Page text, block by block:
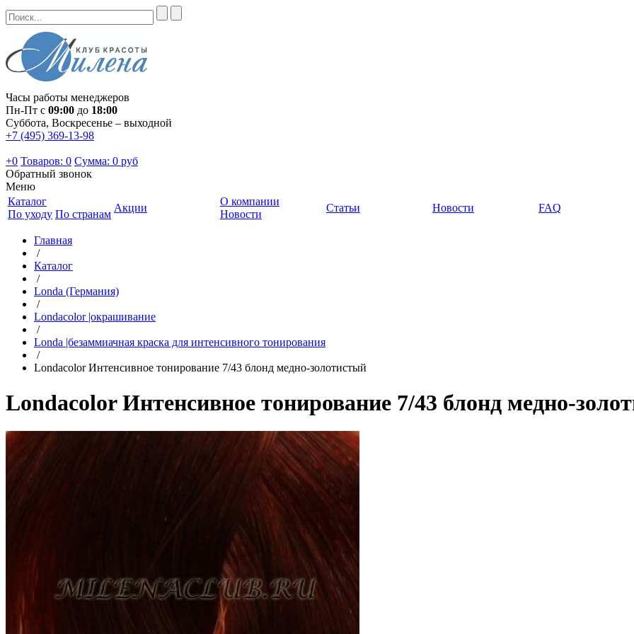
Часы работы менеджеров
Пн-Пт с 09:00 до 18:00
Суббота, Воскресенье – выходной
+7 (495) 369-13-98
+0 Товаров: 0 Сумма: 0 руб
Обратный звонок
Меню
Каталог
По уходу По странам
Акции
О компании
Новости
Статьи Новости FAQ
Главная
/
Каталог
/
Londa (Германия)
/
Londacolor |окрашивание
/
Londa |безаммиачная краска для интенсивного тонирования
/
Londacolor Интенсивное тонирование 7/43 блонд медно-золотистый
Londacolor Интенсивное тонирование 7/43 блонд медно-